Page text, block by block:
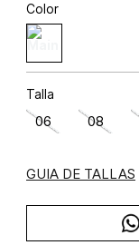
Color
Talla
06 08
GUIA DE TALLAS